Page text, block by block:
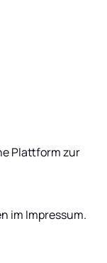
Plattform zur
im Impressum.